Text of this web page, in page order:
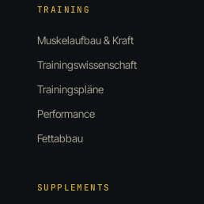
TRAINING
Muskelaufbau & Kraft
Trainingswissenschaft
Trainingspläne
Performance
Fettabbau
SUPPLEMENTS